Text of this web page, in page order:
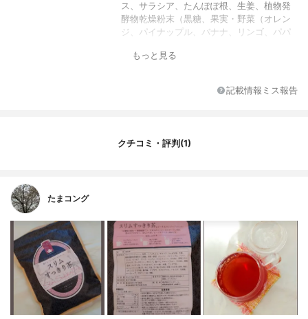
ス、サラシア、たんぽぽ根、生姜、植物発
酵物乾燥粉末（黒糖、果実・野菜（オレン
ジ、パイナップル、バナナ、リンゴ、パパ
ツ、その他）、野草エキス（パフィア、ロ
クロー、その他）、穀物（玄米、インゲン
豆、トウモロコシ、オーツ麦、大麦、エン
昆布、海苔）、ハチミツ、ゴボウ根、桑の
葉、クマザサ、キダチアロエ、ハトムギ、
内容量
もっと見る
記載情報ミス報告
クチコミ・評判(1)
たまコング